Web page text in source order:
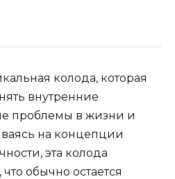
колода, которая
внутренние
проблемы в жизни и
на концепции
эта колода
обычно остается